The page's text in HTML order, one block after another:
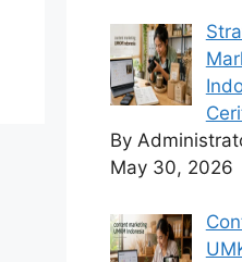
By
May 30, 2026